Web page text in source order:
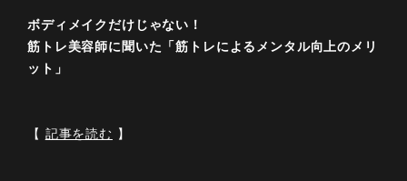
ボディメイクだけじゃない！
筋トレ美容師に聞いた「筋トレによるメンタル向上のメリ
ット」
【 記事を読む 】